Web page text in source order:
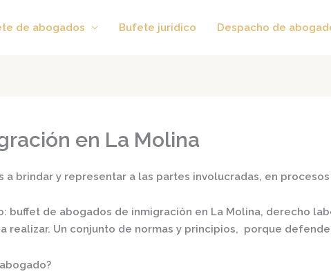
de abogados Bufete juridico Despacho de
en La Molina
brindar y representar a las partes involucradas, en
buffet de abogados de inmigración en La Molina, derecho
Un conjunto de normas y principios, porque